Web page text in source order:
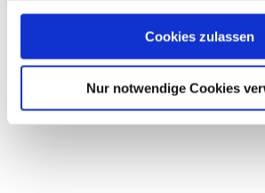
gesammelt haben. Sie geben
Cookies, wenn Sie unsere Webseite
Cookies zulassen
Nur notwendige Cookies